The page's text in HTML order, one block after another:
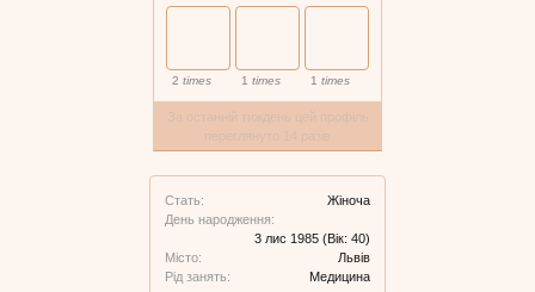
2 times 1 times 1 times
Стать:
Жіноча
День народження:
3 лис 1985 (Вік: 40)
Місто:
Львів
Рід занять:
Медицина